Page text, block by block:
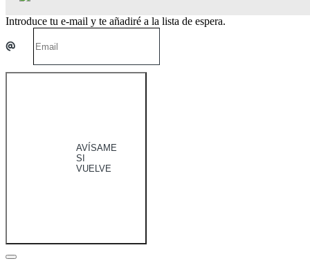
Introduce tu e-mail y te añadiré a la lista de espera.
AVÍSAME
SI
VUELVE